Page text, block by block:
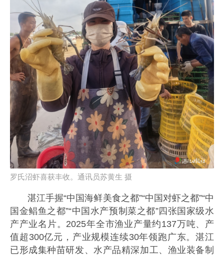
罗氏沼虾喜获丰收。通讯员苏黄生 摄
湛江手握“中国海鲜美食之都”“中国对虾之都”“中
国金鲳鱼之都”“中国水产预制菜之都”四张国家级水
产产业名片。2025年全市渔业产量约137万吨、产
值超300亿元，产业规模连续30年领跑广东。湛江
已形成集种苗研发、水产品精深加工、渔业装备制